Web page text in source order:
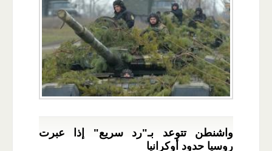
واشنطن تتوعد بـ"رد سريع" إذا عبرت
روسيا حدود أوكرانيا